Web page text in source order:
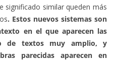
significado similar queden más
. Estos nuevos sistemas son
en el que aparecen las
de textos muy amplio, y
parecidas aparecen en